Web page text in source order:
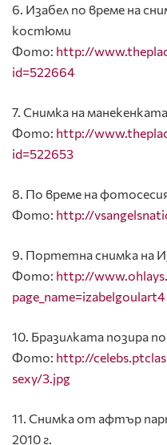
6. Изабел по време на
костюми
Фото: http://
id=522664
7. Снимка на
Фото: http://
id=522653
8. По време на
Фото: http://
9. Портетна снимка на
Фото: http://
page_name=izabelgoulart4
10. Бразилката позира
Фото: http://
sexy/3.jpg
11. Снимка от афтър
2010 г.